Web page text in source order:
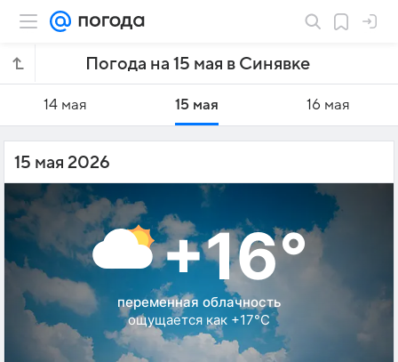
Погода на 15 мая в Синявке
14 мая 15 мая 16 мая
15 мая 2026
+16°
переменная облачность
ощущается как +17°C